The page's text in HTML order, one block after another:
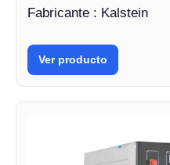
Fabricante : Kalstein
Ver producto